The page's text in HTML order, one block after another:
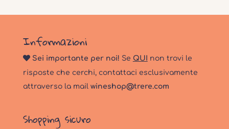
Informazioni
Sei importante per noi! Se QUI
non trovi le
risposte che cerchi, contattaci esclusivamente
attraverso la mail wineshop@trere.com
Shopping sicuro